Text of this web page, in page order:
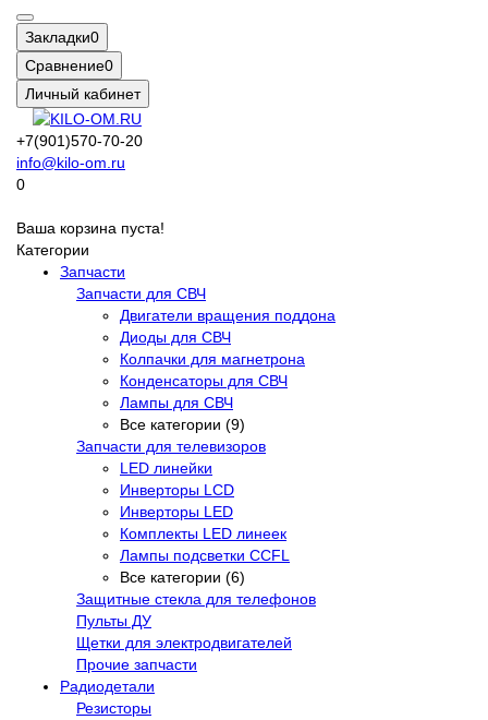
Закладки0
Сравнение0
Личный кабинет
+7(901)570-70-20
info@kilo-om.ru
0
Ваша корзина пуста!
Категории
Запчасти
Запчасти для СВЧ
Двигатели вращения поддона
Диоды для СВЧ
Колпачки для магнетрона
Конденсаторы для СВЧ
Лампы для СВЧ
Все категории (9)
Запчасти для телевизоров
LED линейки
Инверторы LCD
Инверторы LED
Комплекты LED линеек
Лампы подсветки CCFL
Все категории (6)
Защитные стекла для телефонов
Пульты ДУ
Щетки для электродвигателей
Прочие запчасти
Радиодетали
Резисторы